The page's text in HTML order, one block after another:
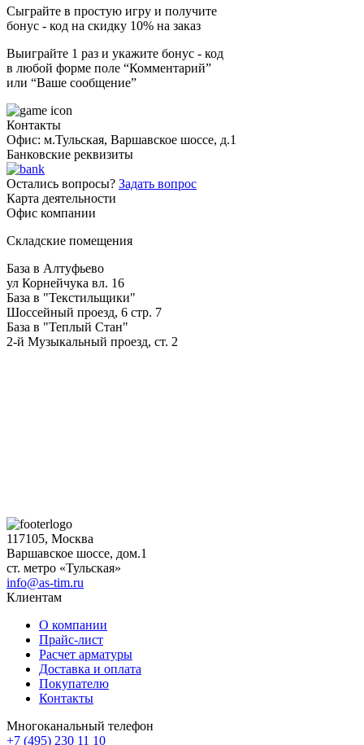
Сыграйте в простую игру и получите
бонус - код на скидку 10% на заказ
Выиграйте 1 раз и укажите бонус - код
в любой форме поле “Комментарий”
или “Ваше сообщение”
Контакты
Офис: м.Тульская, Варшавское шоссе, д.1
Банковские реквизиты
Остались вопросы? Задать вопрос
Карта деятельности
Офис компании
Складские помещения
База в Алтуфьево
ул Корнейчука вл. 16
База в "Текстильщики"
Шоссейный проезд, 6 стр. 7
База в "Теплый Стан"
2-й Музыкальный проезд, ст. 2
117105, Москва
Варшавское шоссе, дом.1
ст. метро «Тульская»
info@as-tim.ru
Клиентам
О компании
Прайс-лист
Расчет арматуры
Доставка и оплата
Покупателю
Контакты
Многоканальный телефон
+7 (495) 230 11 10